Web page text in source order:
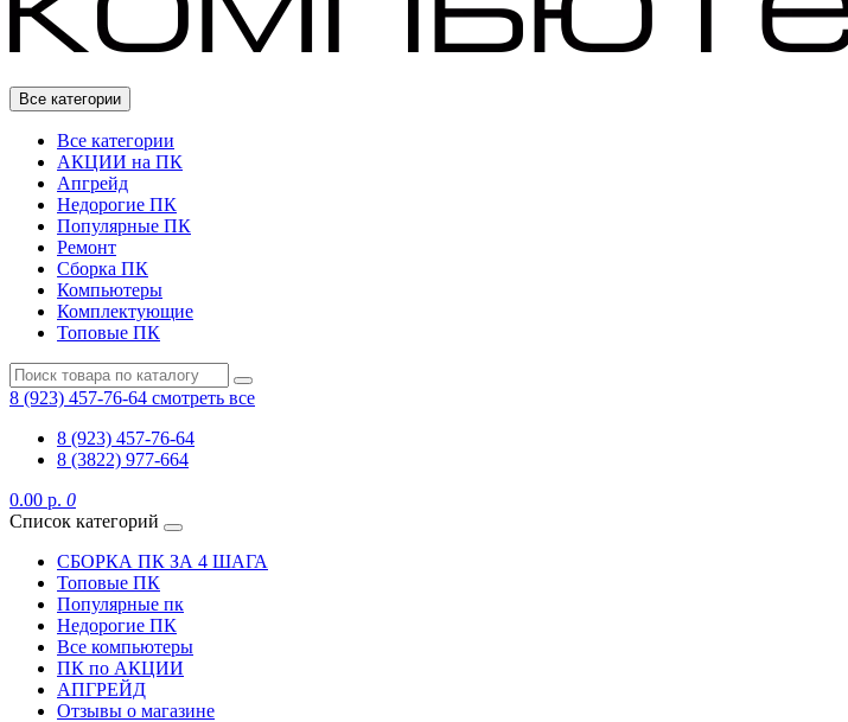
Все категории
Все категории
АКЦИИ на ПК
Апгрейд
Недорогие ПК
Популярные ПК
Ремонт
Сборка ПК
Компьютеры
Комплектующие
Топовые ПК
8 (923) 457-76-64 смотреть все
8 (923) 457-76-64
8 (3822) 977-664
0.00 р. 0
Список категорий
СБОРКА ПК ЗА 4 ШАГА
Топовые ПК
Популярные пк
Недорогие ПК
Все компьютеры
ПК по АКЦИИ
АПГРЕЙД
Отзывы о магазине